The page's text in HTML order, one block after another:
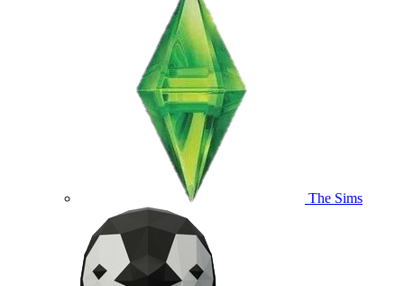
The Sims